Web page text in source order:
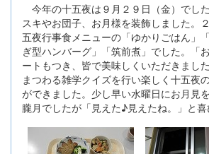
今年の十五夜は９月２９日（金）でし
スキやお団子、お月様を装飾しました。
五夜行事食メニューの「ゆかりごはん」
ぎ型ハンバーグ」「筑前煮」でした。「
ートもつき、皆で美味しくいただきまし
まつわる雑学クイズを行い楽しく十五夜
ができました。少し早い水曜日にお月見
朧月でしたが「見えた♪見えたね。」と喜